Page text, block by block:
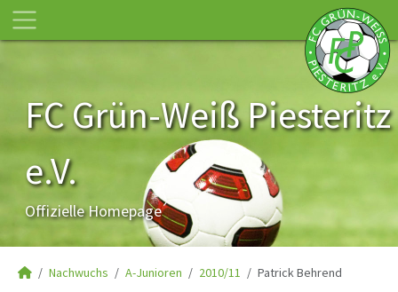
FC Grün-Weiß Piesteritz
e.V.
Offizielle Homepage
Nachwuchs A-Junioren 2010/11 Patrick Behrend